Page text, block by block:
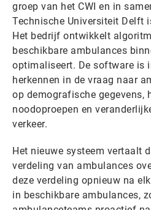
groep van het CWI en in
Technische Universiteit Delft
Het bedrijf ontwikkelt
beschikbare ambulances
optimaliseert. De software is
herkennen in de vraag naar
op demografische gegevens,
noodoproepen en
verkeer.
Het nieuwe systeem vertaalt
verdeling van ambulances
deze verdeling opnieuw na
in beschikbare ambulances,